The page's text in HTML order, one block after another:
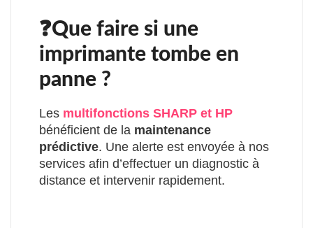
❓Que faire si une
imprimante tombe en
panne ?
Les multifonctions SHARP et HP
bénéficient de la maintenance
prédictive. Une alerte est envoyée à nos
services afin d’effectuer un diagnostic à
distance et intervenir rapidement.